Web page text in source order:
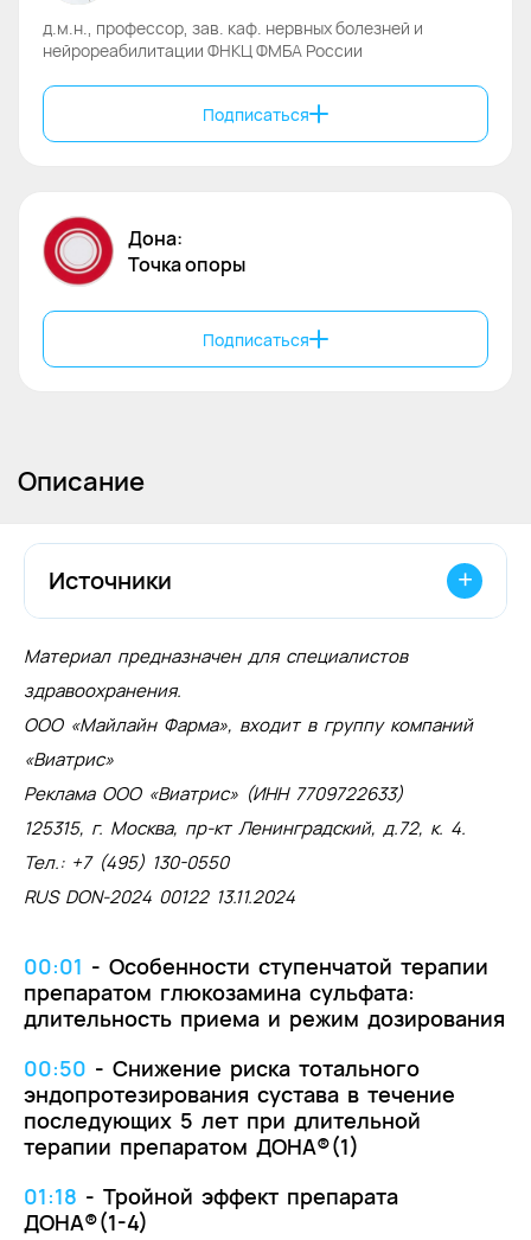
д.м.н., профессор, зав. каф. нервных болезней и
нейрореабилитации ФНКЦ ФМБА России
Подписаться
Дона:
Точкаопоры
Подписаться
Описание
Источники
1. Bruyere O, Pavelka K, Rovati LC,
Gatterová J, Giacovelli G, Olejarová M,
Deroisy R, Reginster JY . Total joint
replacement after glucosamine sulphate
treatment in knee osteoarthritis: results
of a mean 8-year observation of patients
from two previous 3-year, randomised,
placebo-controlled trials. Osteoarthritis
Cartilage. 2008 Feb; 16(2):254-60
2.Общая характеристика
№РГ-RU. Инструкция по медицинскому
применению лекарственного препарата
Дона® П N013737/01, ЛП-001932.
3. Reginster JY et al Long-term effects of
glucosamine sulphate on osteoarthritis
progression: a randomized placebo-
controlled clinical trial. Lancet
2001;357(9252):251-6. https:/
4. H Müller-Fassbender et al. Glucosamine
sulfate compared to ibuprofen in
Материал предназначен для специалистов
здравоохранения.
ООО «Майлайн Фарма», входит в группу компаний
«Виатрис»
Реклама ООО «Виатрис» (ИНН 7709722633)
125315, г. Москва, пр-кт Ленинградский, д.72, к. 4.
Тел.: +7 (495) 130-0550
RUS DON-2024 00122 13.11.2024
00:01 - Особенности ступенчатой терапии
препаратом глюкозамина сульфата:
длительность приема и режим дозирования
00:50 - Снижение риска тотального
эндопротезирования сустава в течение
последующих 5 лет при длительной
терапии препаратом ДОНА®(1)
01:18 - Тройной эффект препарата
ДОНА®(1-4)